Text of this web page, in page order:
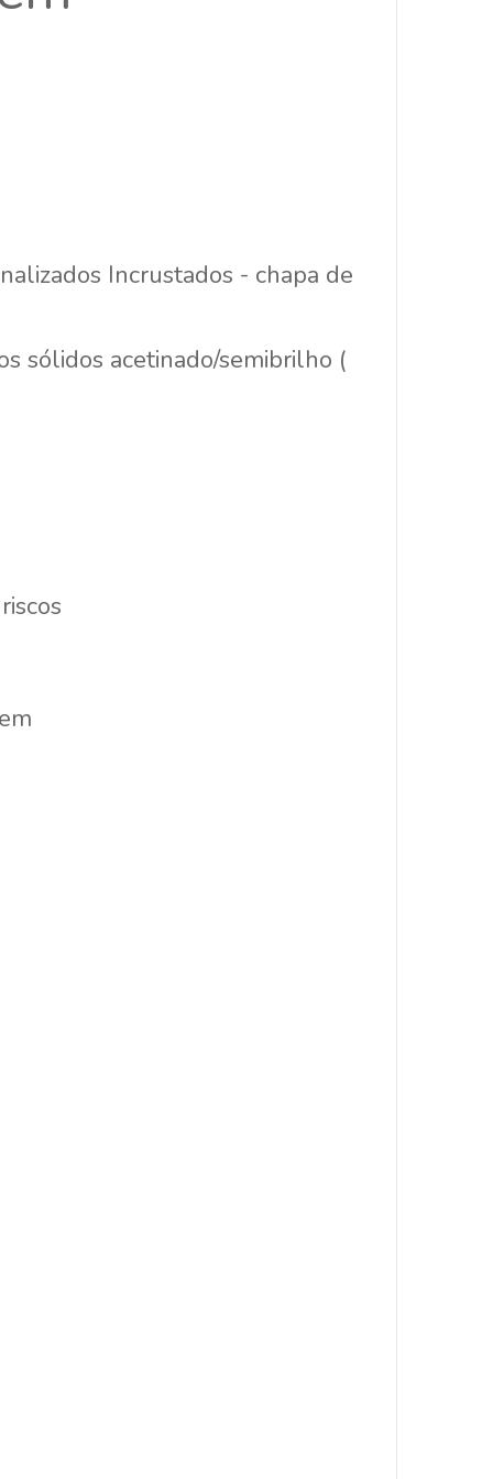
Incrustados - chapa de
sólidos acetinado/semibrilho (